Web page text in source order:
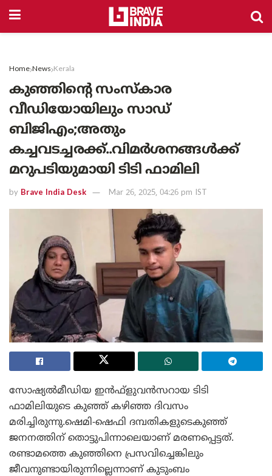
Home News Kerala
കുഞ്ഞിന്റെ സംസ്‌കാര
വീഡിയോയിലും സാഡ്
ബിജിഎം;അതും
കച്ചവടച്ചരക്ക്..വിമർശനങ്ങൾക്ക്
മറുപടിയുമായി ടിടി ഫാമിലി
by Brave India Desk Mar 26, 2025, 04:26 pm IST
സോഷ്യൽമീഡിയ ഇൻഫ്‌ളുവൻസറായ ടിടി
ഫാമിലിയുടെ കുഞ്ഞ് കഴിഞ്ഞ ദിവസം
മരിച്ചിരുന്നു.ഷെമി-ഷെഫി ദമ്പതികളുടെകുഞ്ഞ്
ജനനത്തിന് തൊട്ടുപിന്നാലെയാണ് മരണപ്പെട്ടത്.
രണ്ടാമത്തെ കുഞ്ഞിനെ പ്രസവിച്ചെങ്കിലും
ജീവനുണ്ടായിരുന്നില്ലെന്നാണ് കുടുംബം